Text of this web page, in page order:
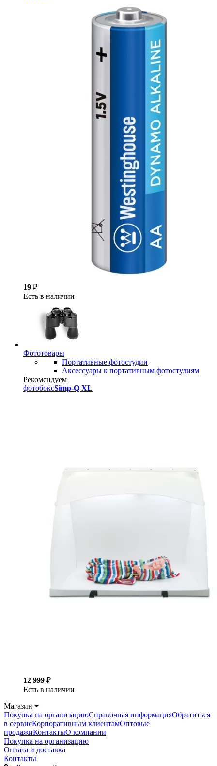
19 ₽
Есть в наличии
Фототовары
Портативные фотостудии
Аксессуары к портативным фотостудиям
Рекомендуем
фотобоксSimp-Q XL
12 999 ₽
Есть в наличии
Магазин
Покупка на организациюСправочная информацияОбратиться
в сервисКорпоративным клиентамОптовые
продажиКонтактыО компании
Покупка на организацию
Оплата и доставка
Контакты